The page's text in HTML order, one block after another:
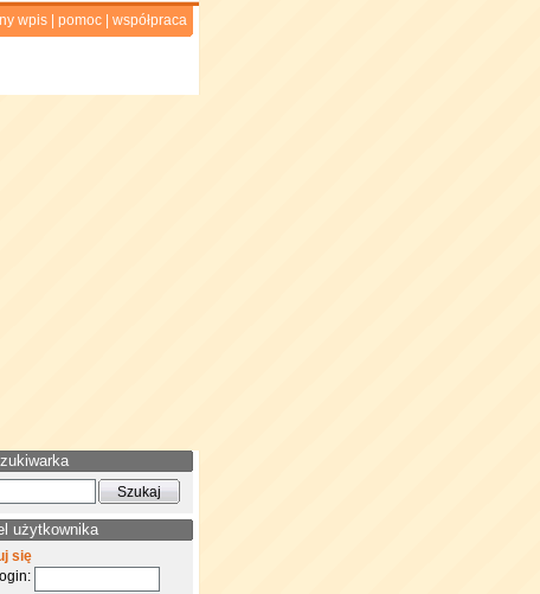
wpis pomoc współpraca
użytkownika
się